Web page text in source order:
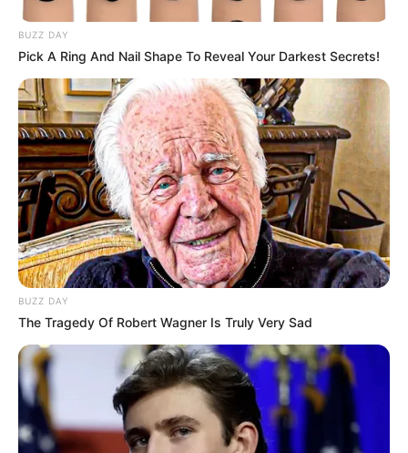
BUZZ DAY
Pick A Ring And Nail Shape To Reveal Your Darkest Secrets!
BUZZ DAY
The Tragedy Of Robert Wagner Is Truly Very Sad